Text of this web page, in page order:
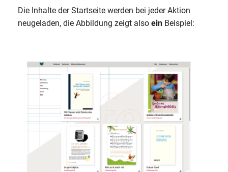
Die Inhalte der Startseite werden bei jeder Aktion
neugeladen, die Abbildung zeigt alsoein Beispiel: